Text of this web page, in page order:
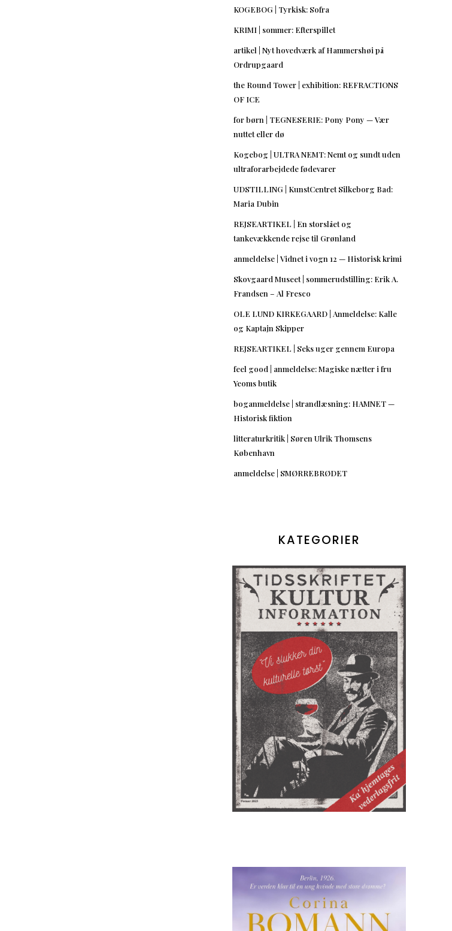
KOGEBOG | Tyrkisk: Sofra
KRIMI | sommer: Efterspillet
artikel | Nyt hovedværk af Hammershøi på
Ordrupgaard
the Round Tower | exhibition: REFRACTIONS
OF ICE
for børn | TEGNESERIE: Pony Pony — Vær
nuttet eller dø
Kogebog | ULTRA NEMT: Nemt og sundt uden
ultraforarbejdede fødevarer
UDSTILLING | KunstCentret Silkeborg Bad:
Maria Dubin
REJSEARTIKEL | En storslået og
tankevækkende rejse til Grønland
anmeldelse | Vidnet i vogn 12 — Historisk krimi
Skovgaard Museet | sommerudstilling: Erik A.
Frandsen – Al Fresco
OLE LUND KIRKEGAARD | Anmeldelse: Kalle
og Kaptajn Skipper
REJSEARTIKEL | Seks uger gennem Europa
feel good | anmeldelse: Magiske nætter i fru
Yeoms butik
boganmeldelse | strandlæsning: HAMNET —
Historisk fiktion
litteraturkritik | Søren Ulrik Thomsens
København
anmeldelse | SMØRREBRØDET
KATEGORIER